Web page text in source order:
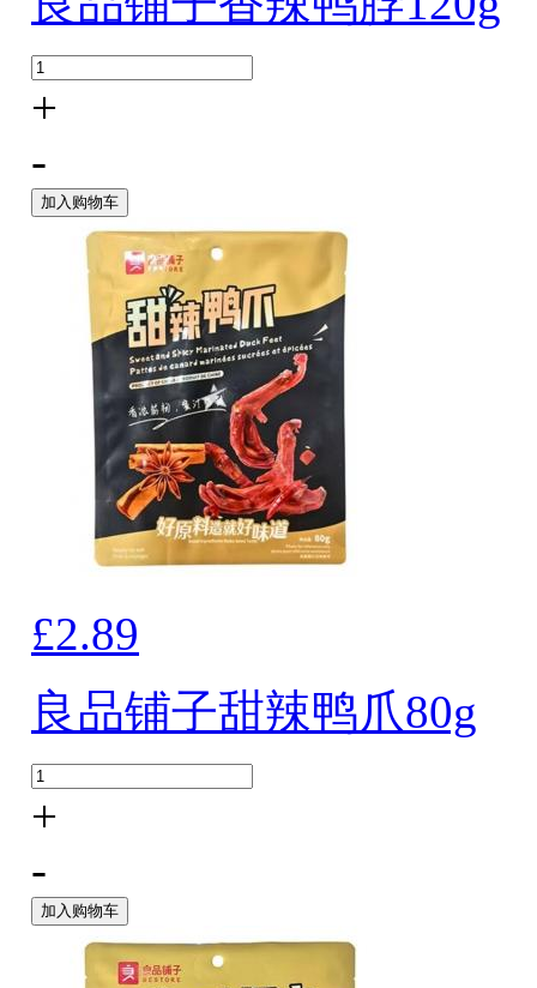
+
-
加入购物车
£2.89
良品铺子甜辣鸭爪80g
+
-
加入购物车